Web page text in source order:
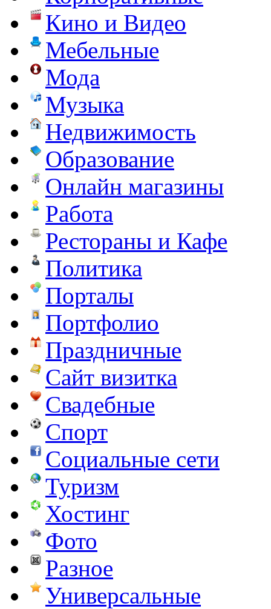
Кино и Видео
Мебельные
Мода
Музыка
Недвижимость
Образование
Онлайн магазины
Работа
Рестораны и Кафе
Политика
Порталы
Портфолио
Праздничные
Сайт визитка
Свадебные
Спорт
Социальные сети
Туризм
Хостинг
Фото
Разное
Универсальные